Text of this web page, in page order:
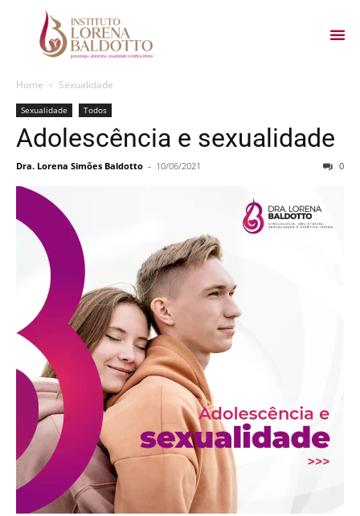
Home Sexualidade
Sexualidade Todos
Adolescência e sexualidade
Dra. Lorena Simões Baldotto - 10/06/2021 0